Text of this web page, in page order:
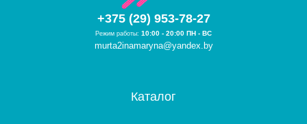
+375 (29) 953-78-27
Режим работы: 10:00 - 20:00 ПН - ВС
murta2inamaryna@yandex.by
Каталог